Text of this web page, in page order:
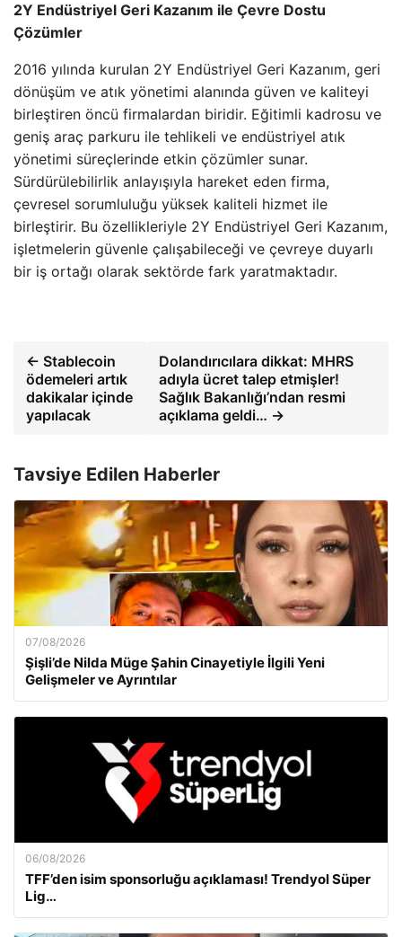
2Y Endüstriyel Geri Kazanım ile Çevre Dostu
Çözümler
2016 yılında kurulan 2Y Endüstriyel Geri Kazanım, geri
dönüşüm ve atık yönetimi alanında güven ve kaliteyi
birleştiren öncü firmalardan biridir. Eğitimli kadrosu ve
geniş araç parkuru ile tehlikeli ve endüstriyel atık
yönetimi süreçlerinde etkin çözümler sunar.
Sürdürülebilirlik anlayışıyla hareket eden firma,
çevresel sorumluluğu yüksek kaliteli hizmet ile
birleştirir. Bu özellikleriyle 2Y Endüstriyel Geri Kazanım,
işletmelerin güvenle çalışabileceği ve çevreye duyarlı
bir iş ortağı olarak sektörde fark yaratmaktadır.
← Stablecoin
ödemeleri artık
dakikalar içinde
yapılacak
Dolandırıcılara dikkat: MHRS
adıyla ücret talep etmişler!
Sağlık Bakanlığı’ndan resmi
açıklama geldi… →
Tavsiye Edilen Haberler
07/08/2026
Şişli’de Nilda Müge Şahin Cinayetiyle İlgili Yeni
Gelişmeler ve Ayrıntılar
06/08/2026
TFF’den isim sponsorluğu açıklaması! Trendyol Süper
Lig…